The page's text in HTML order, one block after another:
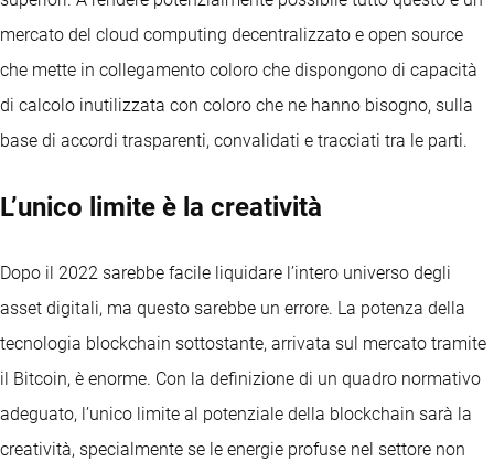
mercato del cloud computing decentralizzato e open source
che mette in collegamento coloro che dispongono di capacità
di calcolo inutilizzata con coloro che ne hanno bisogno, sulla
base di accordi trasparenti, convalidati e tracciati tra le parti.
L’unico limite è la creatività
Dopo il 2022 sarebbe facile liquidare l’intero universo degli
asset digitali, ma questo sarebbe un errore. La potenza della
tecnologia blockchain sottostante, arrivata sul mercato tramite
il Bitcoin, è enorme. Con la definizione di un quadro normativo
adeguato, l’unico limite al potenziale della blockchain sarà la
creatività, specialmente se le energie profuse nel settore non